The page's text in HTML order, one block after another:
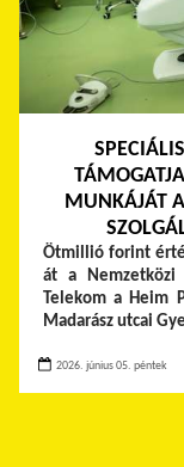
MUNKÁJÁT
Ötmillió forint
át a Nemzetközi
Telekom a Heim
Madarász utcai
2026. június 05. péntek